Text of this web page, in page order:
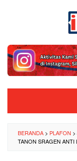
BERANDA > PLAFON >
TANON SRAGEN ANTI